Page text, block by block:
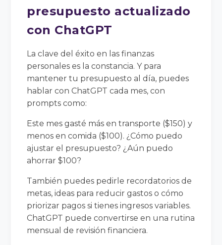
presupuesto actualizado
con ChatGPT
La clave del éxito en las finanzas
personales es la constancia. Y para
mantener tu presupuesto al día, puedes
hablar con ChatGPT cada mes, con
prompts como:
Este mes gasté más en transporte ($150) y
menos en comida ($100). ¿Cómo puedo
ajustar el presupuesto? ¿Aún puedo
ahorrar $100?
También puedes pedirle recordatorios de
metas, ideas para reducir gastos o cómo
priorizar pagos si tienes ingresos variables.
ChatGPT puede convertirse en una rutina
mensual de revisión financiera.